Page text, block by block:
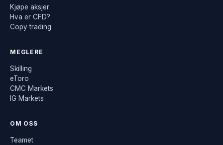
Kjøpe aksjer
Hva er CFD?
Copy trading
MEGLERE
Skilling
eToro
CMC Markets
IG Markets
OM OSS
Teamet